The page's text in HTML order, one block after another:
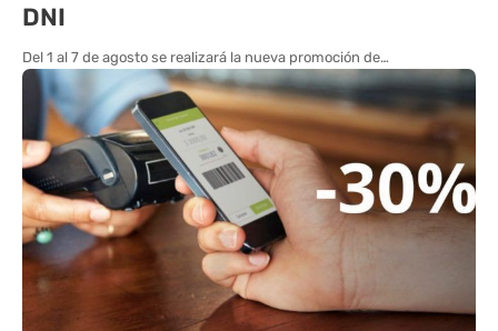
DNI
Del 1 al 7 de agosto se realizará la nueva promoción de…